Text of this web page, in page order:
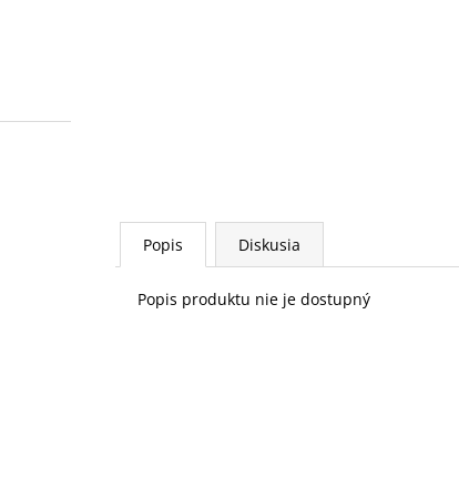
Popis Diskusia
Popis produktu nie je dostupný